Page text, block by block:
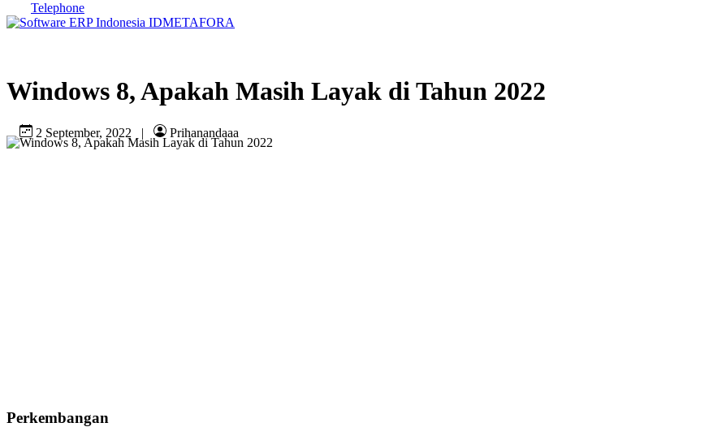
Telephone
Windows 8, Apakah Masih Layak di Tahun 2022
2 September, 2022 | Prihanandaaa
Perkembangan